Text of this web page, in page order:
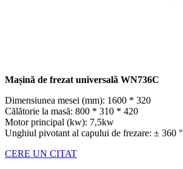
Mașină de frezat universală WN736C
Dimensiunea mesei (mm): 1600 * 320
Călătorie la masă: 800 * 310 * 420
Motor principal (kw): 7,5kw
Unghiul pivotant al capului de frezare: ± 360 °
CERE UN CITAT